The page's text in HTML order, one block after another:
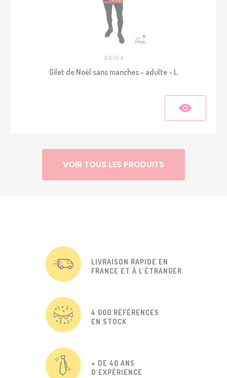
48164
Gilet de Noël sans manches - adulte - L
VOIR TOUS LES PRODUITS
LIVRAISON RAPIDE EN
FRANCE ET À L'ÉTRANGER
4 000 RÉFÉRENCES
EN STOCK
+ DE 40 ANS
D'EXPÉRIENCE